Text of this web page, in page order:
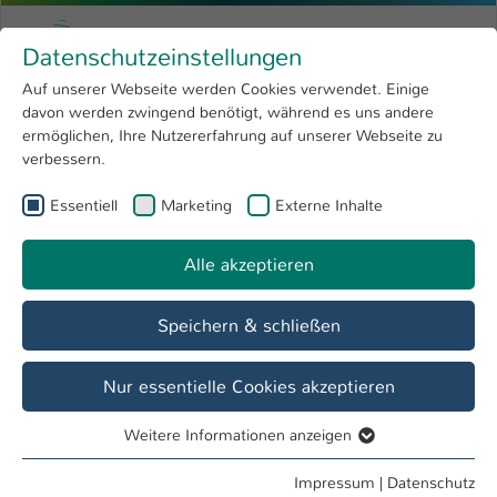
Menu
Forschung 4
Open submenu
Hochschule
International
Zum Hauptinhalt springen
Hochschule Kaiserslautern
Sie sind hier:
Master
MBA Intelligent Enterprise Management
Datenschutzeinstellungen
Auf unserer Webseite werden Cookies verwendet. Einige
davon werden zwingend benötigt, während es uns andere
ermöglichen, Ihre Nutzererfahrung auf unserer Webseite zu
verbessern.
Essentiell Marketing Externe Inhalte
Alle akzeptieren
Speichern & schließen
Nur essentielle Cookies akzeptieren
Essentielle Cookies werden für grundlegende Funktionen
Weitere Informationen anzeigen
Impressum | Datenschutz